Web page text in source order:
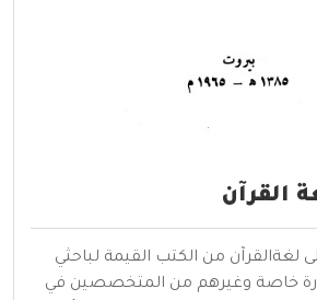
القرآن
لغةالقرآن من الكتب القيمة لباحثي
خاصة وغيرهم من المتخصصين في